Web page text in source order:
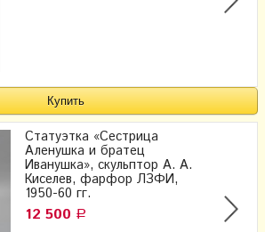
Статуэтка «Сестрица
Аленушка и братец
Иванушка», скульптор А. А.
Киселев, фарфор ЛЗФИ,
1950-60 гг.
12 500 Р